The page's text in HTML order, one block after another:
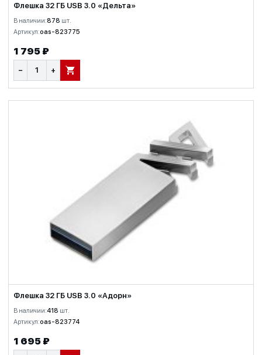
Флешка 32 ГБ USB 3.0 «Дельта»
В наличии:878 шт.
Артикул:oas-823775
1 795 ₽
− + В КОРЗИНУ
Флешка 32 ГБ USB 3.0 «Адорн»
В наличии:418 шт.
Артикул:oas-823774
1 695 ₽